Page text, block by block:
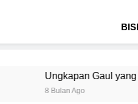
Gaul yang Wajib Diketahui